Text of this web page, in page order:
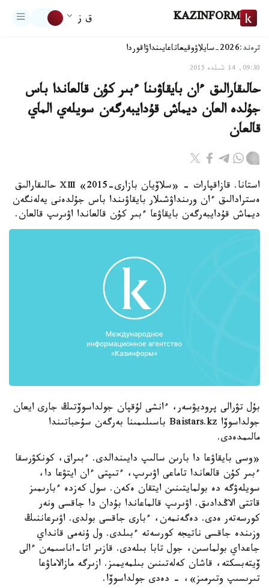
KAZINFORM ق ز
ترەند:2026-سايلاۋ وقيعاتاعايىنداۋاقوردا
09:30, 14 شىلدە 2015
حالىقارالىق ءان بايقاۋىنا ءبىر كۇن قالعاندا باس
جۇلدە العان ديماش قۇدايبەرگەن سويلەي الماي
قالعان
استانا. قازاقپارات - «سلاۆيان بازارى-2015» ⅩⅢ حالىقارالىق
ەسترادالىق ءان ورىنداۋشىلار بايقاۋىندا باس جۇلدەنى يەلەنگەن
ديماش قۇدايبەرگەن بايقاۋعا ءبىر كۇن قالعاندا اۋىرىپ قالعان.
بۇل تۋرالى پروديۋسەر، ءانشى لۇقپان جولداسوۆتىڭ جارى ايعان
جولداسوۆا Baistars.kz باسىلىمىنا بەرگەن سۇحباتىندا
مالىمدەدى.
«وسى بايقاۋعا دا بارىن سالىپ دايىندالدى. ءبىراق، كونكۋرسقا
ءبىر كۇن قالعاندا تاماعى اۋىرىپ، ءتىپتى ءان ايتۋعا دا،
سويلەۋگە دە بولمايتىنىن ايتقان ەكەن. سول كەزدە ءبارىمىز
قاتتى الاڭدادىق. اۋىرىپ قالماعاندا بۇدان دا جاقسى ونەر
كورسەتەر ەدى. دەگەنمەن، ءبارى جاقسى بولدى. اۋىرعاننىڭ
وزىندە جاقسى ناتيجە كورسەتە ءبىلدى. ول ۇنەمى قانداي
جاعداي بولماسىن، جول تابا بىلەدى. قازىر اتا-اناسىمەن ءالى
ۆيتەبسكتە، قاشان كەلەتىنىن بىلمەيمىز. ازىرگە مازالاماۋعا
تىرىسىپ وتىرمىز»، - دەدى جولداسوۆا.